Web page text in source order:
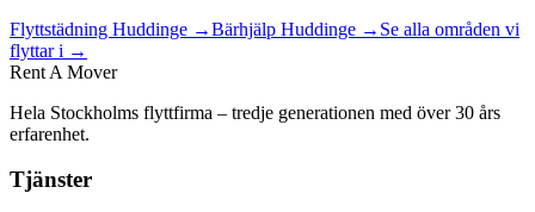
Flyttstädning Huddinge →Bärhjälp Huddinge → Se alla områden vi
flyttar i →
Rent A Mover
Hela Stockholms flyttfirma – tredje generationen med över 30 års
erfarenhet.
Tjänster